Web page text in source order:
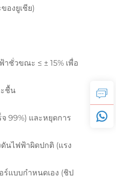
องยูเชีย)
ชั่วขณะ ≤ ± 15% เพื่อ
ชื้น
99%) และหยุดการ
นไฟฟ้าผิดปกติ (แรง
ร์แบบกำหนดเอง (ชิป